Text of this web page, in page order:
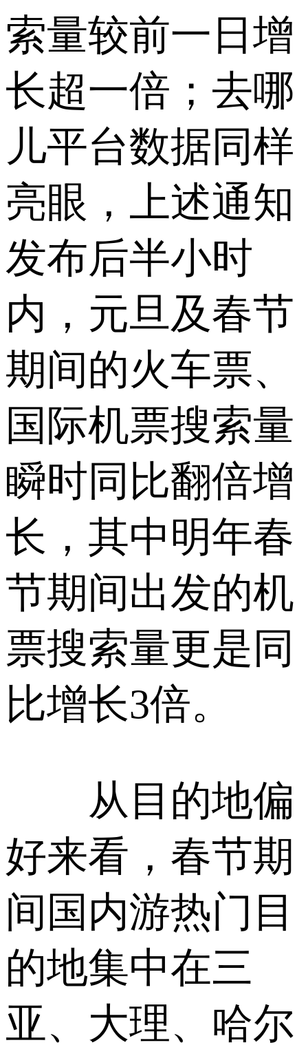
索量较前一日增
长超一倍；去哪
儿平台数据同样
亮眼，上述通知
发布后半小时
内，元旦及春节
期间的火车票、
国际机票搜索量
瞬时同比翻倍增
长，其中明年春
节期间出发的机
票搜索量更是同
比增长3倍。
从目的地偏
好来看，春节期
间国内游热门目
的地集中在三
亚、大理、哈尔